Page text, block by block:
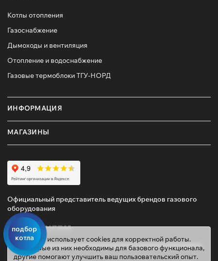
подбор
котла
Котлы отопления
Газоснабжение
Дымоходы и вентиляция
Отопление и водоснабжение
Газовые термоблоки ТГУ-НОРД
ИНФОРМАЦИЯ
МАГАЗИНЫ
Официальный представитель ведущих брендов газового
оборудования
Этот сайт использует cookies для корректной работы.
Некоторые из них необходимы для базового функционала,
другие помогают улучшить ваш пользовательский опыт.